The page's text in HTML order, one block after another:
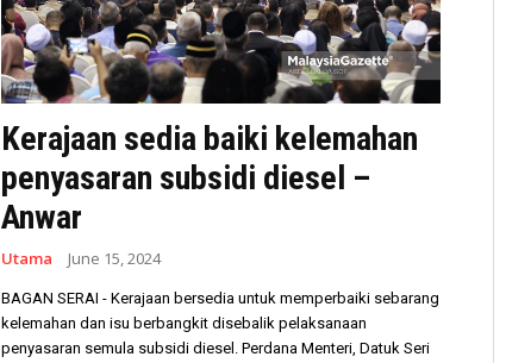
Kerajaan sedia baiki kelemahan
penyasaran subsidi diesel –
Anwar
Utama June 15, 2024
BAGAN SERAI - Kerajaan bersedia untuk memperbaiki sebarang
kelemahan dan isu berbangkit disebalik pelaksanaan
penyasaran semula subsidi diesel. Perdana Menteri, Datuk Seri